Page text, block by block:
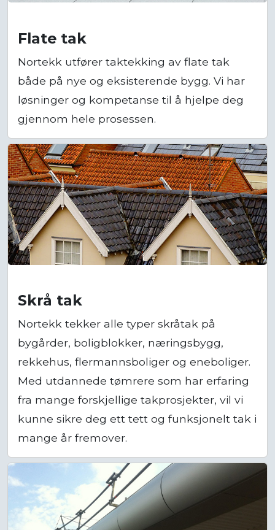
Flate tak
Nortekk utfører taktekking av flate tak
både på nye og eksisterende bygg. Vi har
løsninger og kompetanse til å hjelpe deg
gjennom hele prosessen.
Skrå tak
Nortekk tekker alle typer skråtak på
bygårder, boligblokker, næringsbygg,
rekkehus, flermannsboliger og eneboliger.
Med utdannede tømrere som har erfaring
fra mange forskjellige takprosjekter, vil vi
kunne sikre deg ett tett og funksjonelt tak i
mange år fremover.